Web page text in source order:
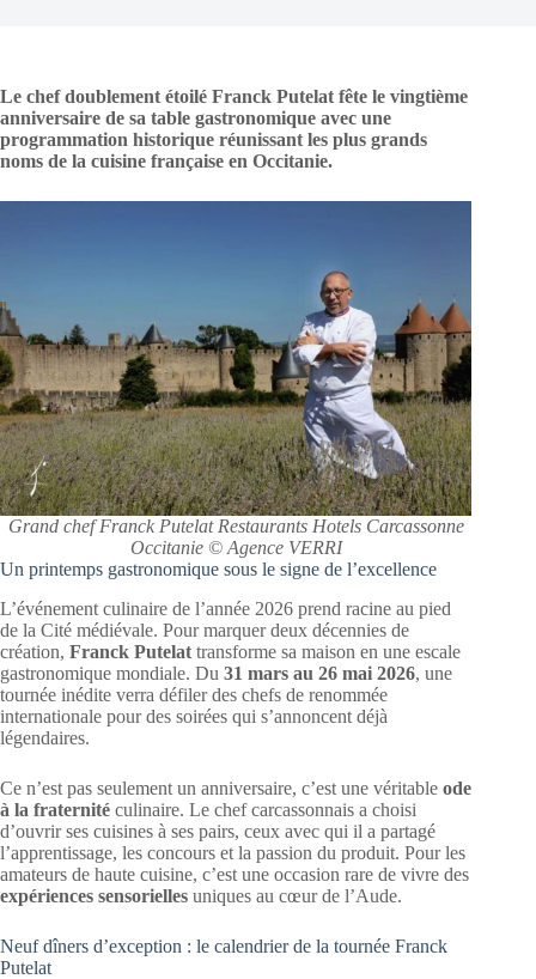
Le chef doublement étoilé Franck Putelat fête le vingtième
anniversaire de sa table gastronomique avec une
programmation historique réunissant les plus grands
noms de la cuisine française en Occitanie.
Grand chef Franck Putelat Restaurants Hotels Carcassonne
Occitanie © Agence VERRI
Un printemps gastronomique sous le signe de l’excellence
L’événement culinaire de l’année 2026 prend racine au pied
de la Cité médiévale. Pour marquer deux décennies de
création, Franck Putelat transforme sa maison en une escale
gastronomique mondiale. Du 31 mars au 26 mai 2026, une
tournée inédite verra défiler des chefs de renommée
internationale pour des soirées qui s’annoncent déjà
légendaires.
Ce n’est pas seulement un anniversaire, c’est une véritable ode
à la fraternité culinaire. Le chef carcassonnais a choisi
d’ouvrir ses cuisines à ses pairs, ceux avec qui il a partagé
l’apprentissage, les concours et la passion du produit. Pour les
amateurs de haute cuisine, c’est une occasion rare de vivre des
expériences sensorielles uniques au cœur de l’Aude.
Neuf dîners d’exception : le calendrier de la tournée Franck
Putelat